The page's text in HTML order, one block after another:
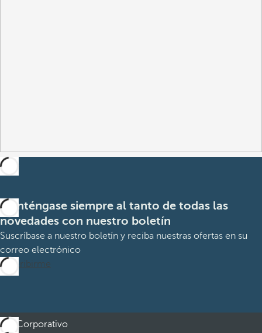
Manténgase siempre al tanto de todas las
novedades con nuestro boletín
Suscríbase a nuestro boletín y reciba nuestras ofertas en su
correo electrónico
Suscribirme
Corporativo